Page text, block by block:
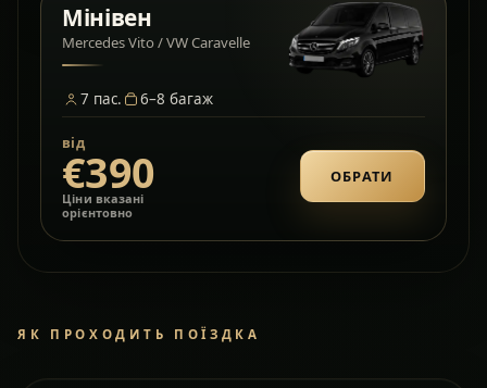
Мінівен
Mercedes Vito / VW Caravelle
7 пас. 6–8 багаж
від
€390
Ціни вказані
орієнтовно
ОБРАТИ
ЯК ПРОХОДИТЬ ПОЇЗДКА